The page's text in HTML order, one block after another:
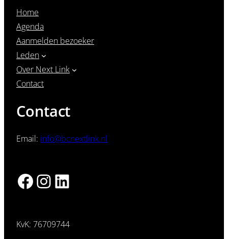
Home
Agenda
Aanmelden bezoeker
Leden
Over Next Link
Contact
Contact
Email: info@bcnextlink.nl
Facebook InstagramLinkedIn
KvK: 76709744